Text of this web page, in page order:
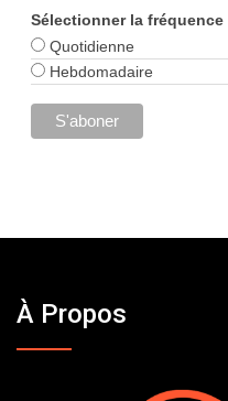
Sélectionner la fréquence
Quotidienne
Hebdomadaire
À Propos